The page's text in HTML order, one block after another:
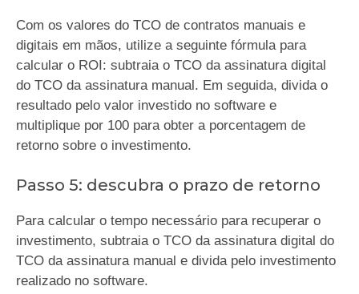
Com os valores do TCO de contratos manuais e
digitais em mãos, utilize a seguinte fórmula para
calcular o ROI: subtraia o TCO da assinatura digital
do TCO da assinatura manual. Em seguida, divida o
resultado pelo valor investido no software e
multiplique por 100 para obter a porcentagem de
retorno sobre o investimento.
Passo 5: descubra o prazo de retorno
Para calcular o tempo necessário para recuperar o
investimento, subtraia o TCO da assinatura digital do
TCO da assinatura manual e divida pelo investimento
realizado no software.